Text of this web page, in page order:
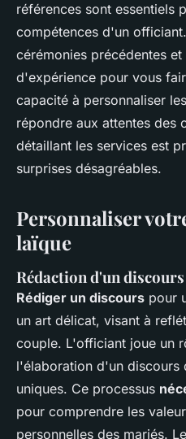
références sont essentiels
compétences d'un
cérémonies précédentes
d'expérience pour vous
capacité à personnaliser
répondre aux attentes des
détaillant les services est
surprises désagréables.
Personnaliser
laïque
Rédaction d'un
Rédiger un discours pour
un art délicat, visant à
couple. L'officiant joue un
l'élaboration d'un discours
uniques. Ce processus
pour comprendre les
personnelles des mariés.